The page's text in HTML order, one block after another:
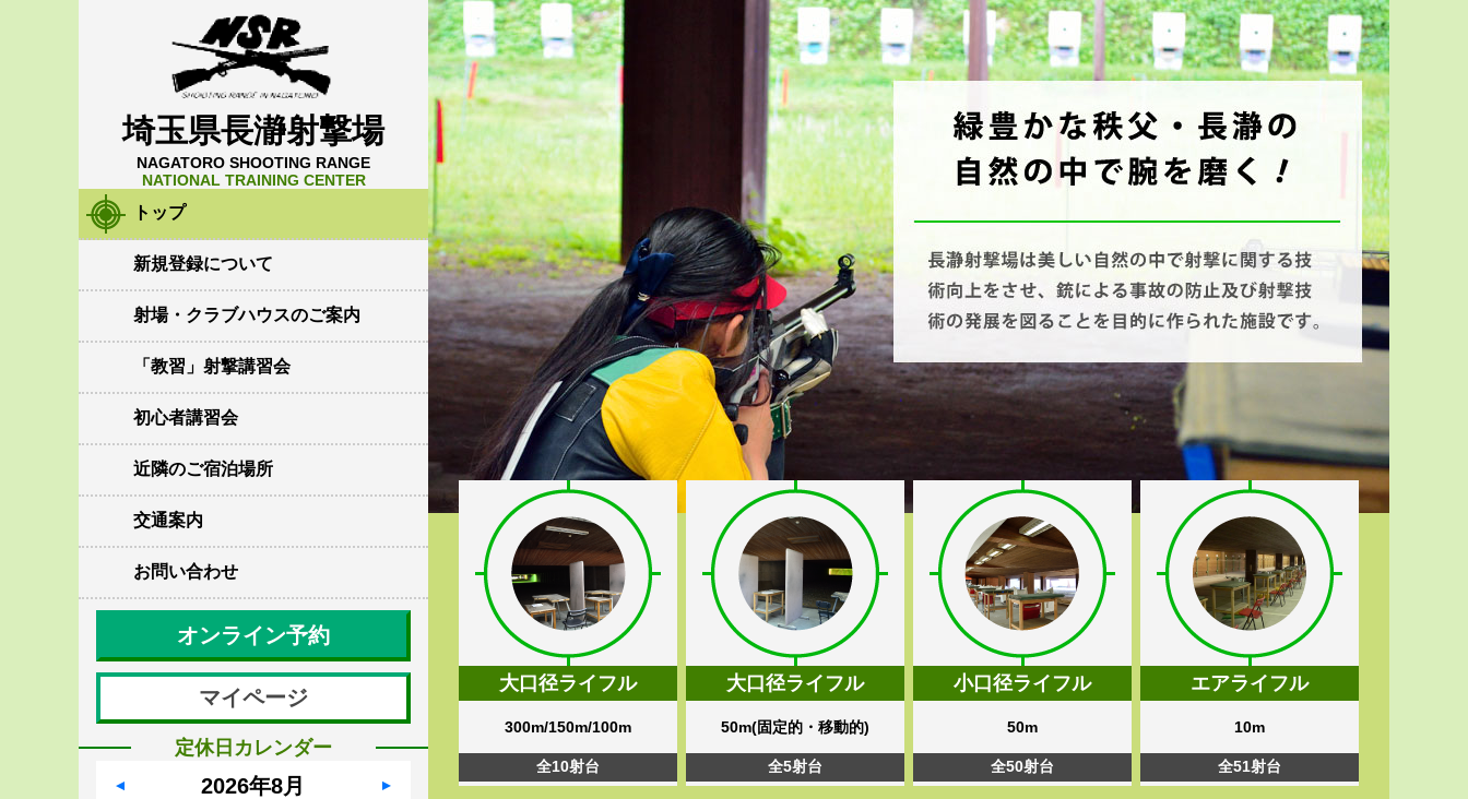
埼玉県長瀞射撃場
NAGATORO SHOOTING RANGE
NATIONAL TRAINING CENTER
トップ
新規登録について
射場・クラブハウスのご案内
「教習」射撃講習会
初心者講習会
近隣のご宿泊場所
交通案内
お問い合わせ
オンライン予約
マイページ
定休日カレンダー
▲ 2026年8月 ▲
大口径ライフル
300m/150m/100m
全10射台
大口径ライフル
50m(固定的・移動的)
全5射台
小口径ライフル
50m
全50射台
エアライフル
10m
全51射台